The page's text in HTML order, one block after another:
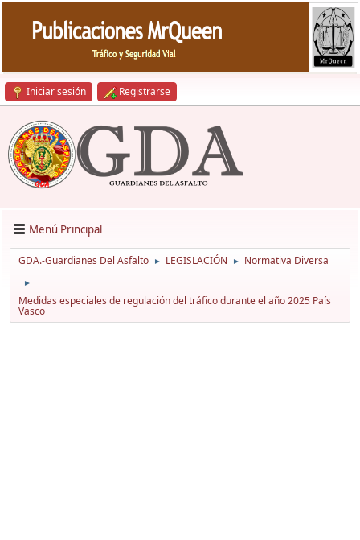
Iniciar sesión Registrarse
Menú Principal
GDA.-Guardianes Del Asfalto ► LEGISLACIÓN ► Normativa Diversa
►
Medidas especiales de regulación del tráfico durante el año 2025 País
Vasco